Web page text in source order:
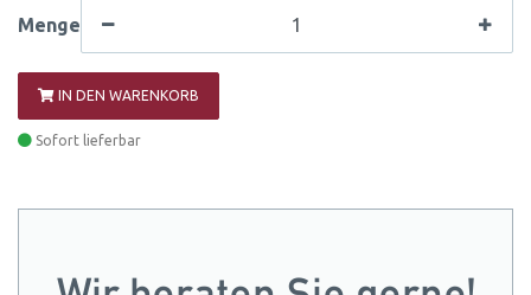
Menge
IN DEN WARENKORB
Sofort lieferbar